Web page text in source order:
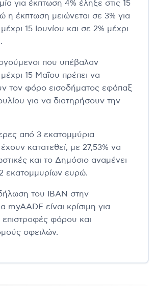
για έκπτωση 4% έληξε στις 15
η έκπτωση μειώνεται σε 3% για
15 Ιουνίου και σε 2% μέχρι
που υπέβαλαν
15 Μαΐου πρέπει να
τον φόρο εισοδήματος εφάπαξ
για να διατηρήσουν την
από 3 εκατομμύρια
κατατεθεί, με 27,53% να
και το Δημόσιο αναμένει
εκατομμυρίων ευρώ.
του IBAN στην
myAADE είναι κρίσιμη για
φόρου και
οφειλών.